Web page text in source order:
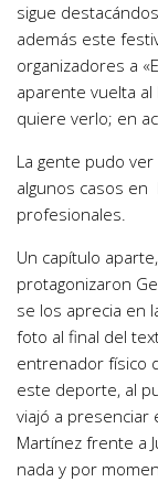
sigue
además este
organizadores a
aparente vuelta al
quiere verlo; en
La gente pudo
algunos casos
profesionales.
Un capítulo
protagonizaron
se los aprecia en
foto al final del
entrenador físico
este deporte, al
viajó a presenciar
Martínez frente a
nada y por